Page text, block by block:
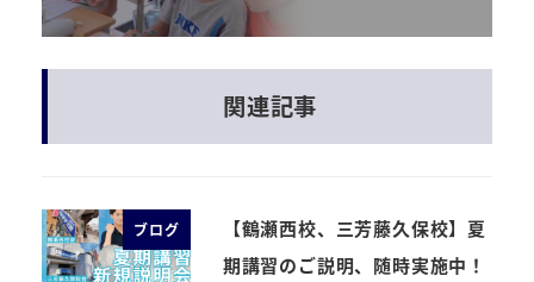
関連記事
ブログ
【鶴瀬西校、三芳藤久保校】夏
期講習のご説明、随時実施中！